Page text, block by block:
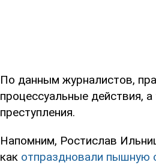
По данным журналистов,
процессуальные действия,
преступления.
Напомним, Ростислав
как отпраздновали пышную